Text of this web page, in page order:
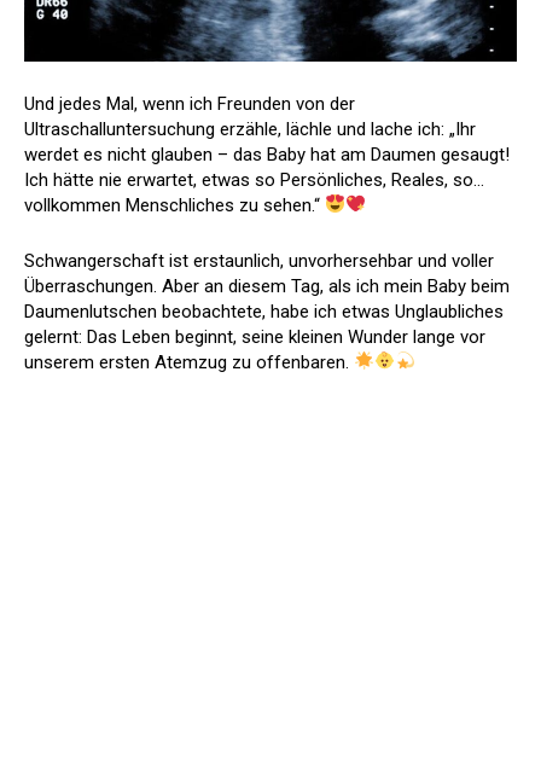
Und jedes Mal, wenn ich Freunden von der
Ultraschalluntersuchung erzähle, lächle und lache ich: „Ihr
werdet es nicht glauben – das Baby hat am Daumen gesaugt!
Ich hätte nie erwartet, etwas so Persönliches, Reales, so…
vollkommen Menschliches zu sehen.“
Schwangerschaft ist erstaunlich, unvorhersehbar und voller
Überraschungen. Aber an diesem Tag, als ich mein Baby beim
Daumenlutschen beobachtete, habe ich etwas Unglaubliches
gelernt: Das Leben beginnt, seine kleinen Wunder lange vor
unserem ersten Atemzug zu offenbaren.